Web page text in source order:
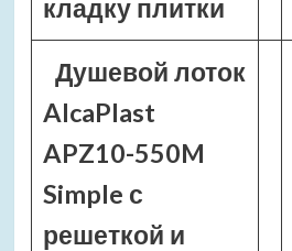
кладку плитки
Душевой лоток
AlcaPlast
APZ10-550M
Simple с
решеткой и